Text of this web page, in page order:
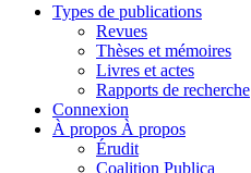
Types de publications
Revues
Thèses et mémoires
Livres et actes
Rapports de recherche
Connexion
À propos À propos
Érudit
Coalition Publica